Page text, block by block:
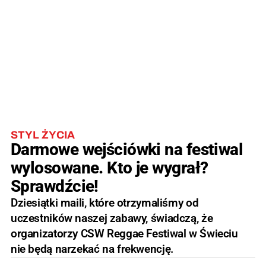
STYL ŻYCIA
Darmowe wejściówki na festiwal
wylosowane. Kto je wygrał?
Sprawdźcie!
Dziesiątki maili, które otrzymaliśmy od
uczestników naszej zabawy, świadczą, że
organizatorzy CSW Reggae Festiwal w Świeciu
nie będą narzekać na frekwencję.